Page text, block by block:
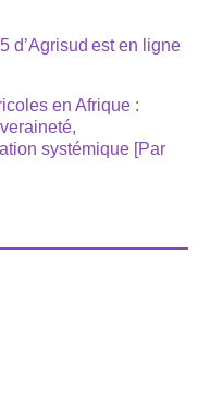
d’Agrisud est en ligne
en Afrique :
systémique [Par